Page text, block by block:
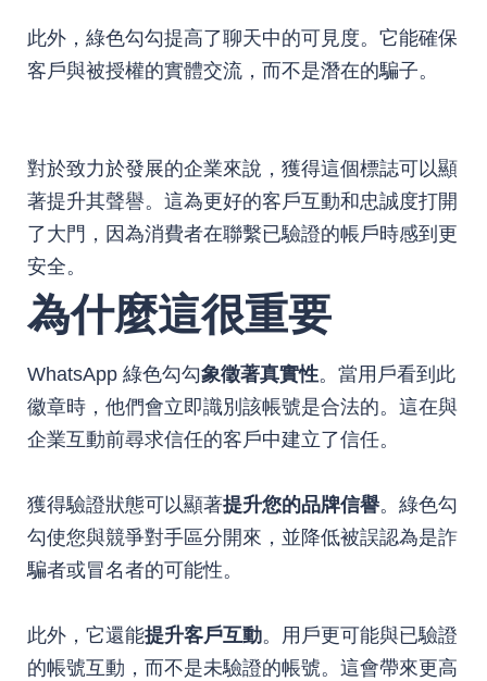
此外，綠色勾勾提高了聊天中的可見度。它能確保
客戶與被授權的實體交流，而不是潛在的騙子。
對於致力於發展的企業來說，獲得這個標誌可以顯
著提升其聲譽。這為更好的客戶互動和忠誠度打開
了大門，因為消費者在聯繫已驗證的帳戶時感到更
安全。
為什麼這很重要
WhatsApp 綠色勾勾象徵著真實性。當用戶看到此
徽章時，他們會立即識別該帳號是合法的。這在與
企業互動前尋求信任的客戶中建立了信任。
獲得驗證狀態可以顯著提升您的品牌信譽。綠色勾
勾使您與競爭對手區分開來，並降低被誤認為是詐
騙者或冒名者的可能性。
此外，它還能提升客戶互動。用戶更可能與已驗證
的帳號互動，而不是未驗證的帳號。這會帶來更高